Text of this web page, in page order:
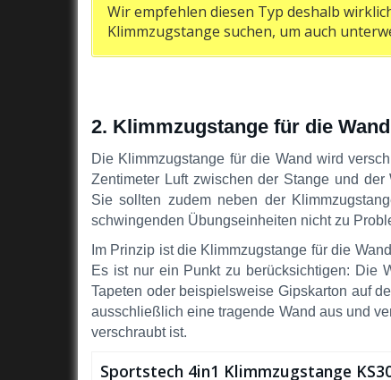
Wir empfehlen diesen Typ deshalb
Klimmzugstange suchen, um auch
2. Klimmzugstange für die Wand
Die Klimmzugstange für die Wand wird
Zentimeter Luft zwischen der Stange und
Sie sollten zudem neben der
schwingenden Übungseinheiten nicht zu
Im Prinzip ist die Klimmzugstange für die
Es ist nur ein Punkt zu berücksichtigen: Die
Tapeten oder beispielsweise Gipskarton auf
ausschließlich eine tragende Wand aus und
verschraubt ist.
Sportstech 4in1 Klimmzugstange